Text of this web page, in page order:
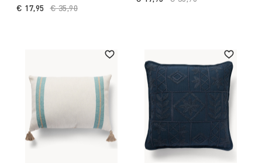
Price reduced from
€ 35,90
€ 17,95